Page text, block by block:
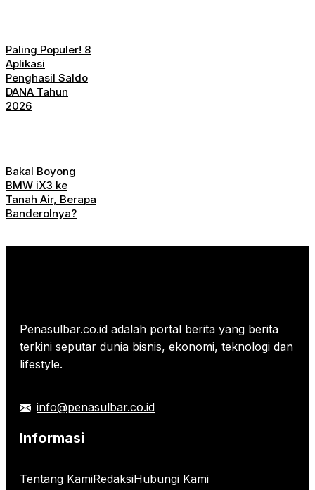
Paling Populer! 8
Aplikasi
Penghasil Saldo
DANA Tahun
2026
Bakal Boyong
BMW iX3 ke
Tanah Air, Berapa
Banderolnya?
Penasulbar.co.id adalah portal berita yang berita
terkini seputar dunia bisnis, ekonomi, teknologi dan
lifestyle.
info@penasulbar.co.id
Informasi
Tentang KamiRedaksiHubungi Kami